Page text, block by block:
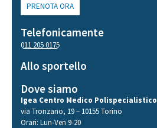
PRENOTA ORA
Telefonicamente
011 205 0175
Allo sportello
Dove siamo
Igea Centro Medico Polispecialistico
via Tronzano, 19 – 10155 Torino
Orari: Lun-Ven 9-20